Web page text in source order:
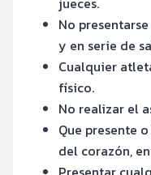
No
y en serie de
Cualquier
físico.
No realizar el
Que presente
del corazón,